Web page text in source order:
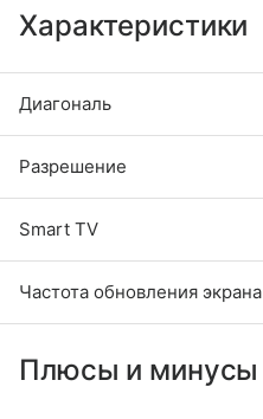
Характеристики
Диагональ
Разрешение
Smart TV
Частота обновления экрана
Плюсы и минусы